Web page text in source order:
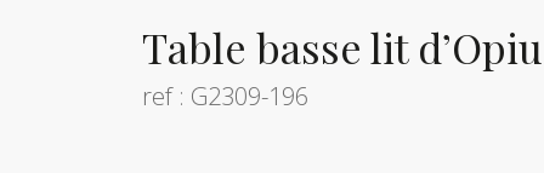
Table basse lit
ref : G2309-196